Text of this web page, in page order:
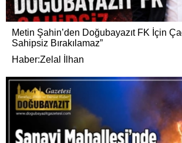
Metin Şahin’den Doğubayazıt FK İçin
Sahipsiz Bırakılamaz”
Haber:Zelal İlhan